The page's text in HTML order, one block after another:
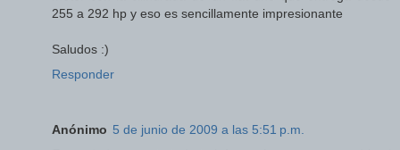
255 a 292 hp y eso es sencillamente impresionante
Saludos :)
Responder
Anónimo 5 de junio de 2009 a las 5:51 p.m.